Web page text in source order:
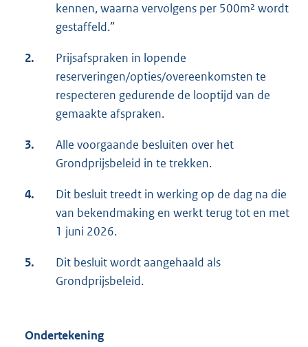
kennen, waarna vervolgens per 500m² wordt
gestaffeld.”
2.
Prijsafspraken in lopende
reserveringen/opties/overeenkomsten te
respecteren gedurende de looptijd van de
gemaakte afspraken.
3.
Alle voorgaande besluiten over het
Grondprijsbeleid in te trekken.
4.
Dit besluit treedt in werking op de dag na die
van bekendmaking en werkt terug tot en met
1 juni 2026.
5.
Dit besluit wordt aangehaald als
Grondprijsbeleid.
Ondertekening